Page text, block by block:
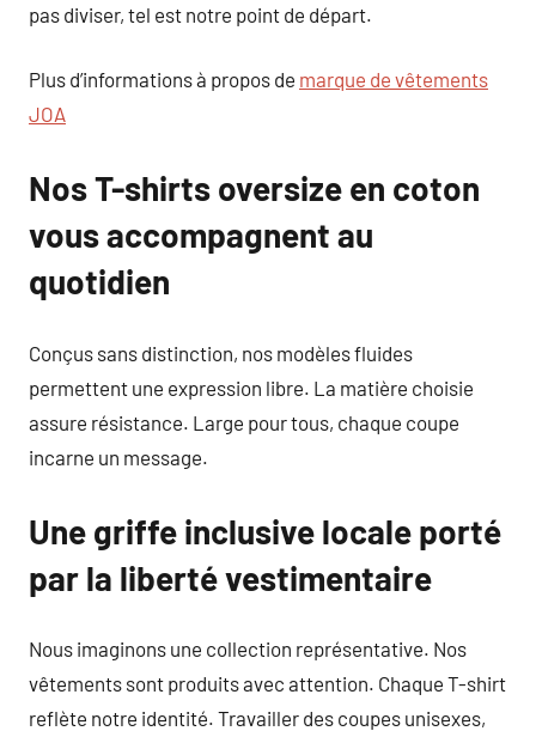
pas diviser, tel est notre point de départ.
Plus d’informations à propos de marque de vêtements
JOA
Nos T-shirts oversize en coton
vous accompagnent au
quotidien
Conçus sans distinction, nos modèles fluides
permettent une expression libre. La matière choisie
assure résistance. Large pour tous, chaque coupe
incarne un message.
Une griffe inclusive locale porté
par la liberté vestimentaire
Nous imaginons une collection représentative. Nos
vêtements sont produits avec attention. Chaque T-shirt
reflète notre identité. Travailler des coupes unisexes,